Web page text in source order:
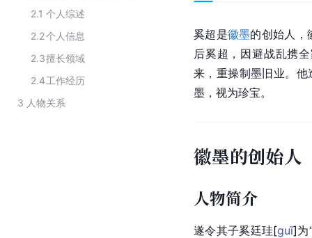
2.1 个人综述
2.2个人信息
2.3擅长领域
2.4工作经历
3 人物关系
奚超是徽墨的创始人，
后奚超，因避战乱携
来，重操制墨旧业。他
墨，视为珍宝。
徽墨的创始人
人物简介
遂令其子奚廷珪[guī]为